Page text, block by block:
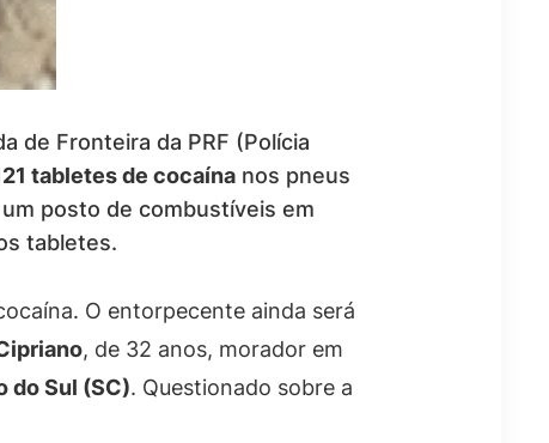
de Fronteira da PRF (Polícia
tabletes de cocaína nos pneus
posto de combustíveis em
tabletes.
O entorpecente ainda será
, de 32 anos, morador em
do Sul (SC). Questionado sobre a